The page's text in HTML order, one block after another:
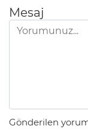
Mesaj
Gönderilen